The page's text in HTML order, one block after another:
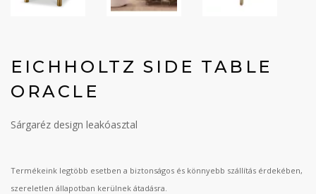
EICHHOLTZ SIDE TABLE
ORACLE
Sárgaréz design leakóasztal
Termékeink legtöbb esetben a biztonságos és könnyebb szállítás érdekében,
szereletlen állapotban kerülnek átadásra.